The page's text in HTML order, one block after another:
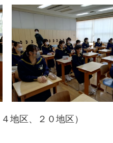
地区、２０地区）